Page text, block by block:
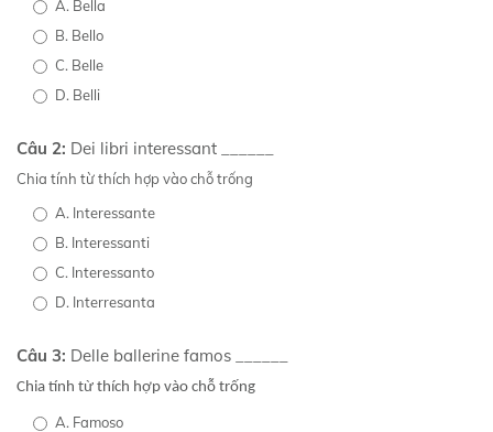
A. Bella
B. Bello
C. Belle
D. Belli
Câu 2: Dei libri interessant ______
Chia tính từ thích hợp vào chỗ trống
A. Interessante
B. Interessanti
C. Interessanto
D. Interresanta
Câu 3: Delle ballerine famos ______
Chia tính từ thích hợp vào chỗ trống
A. Famoso